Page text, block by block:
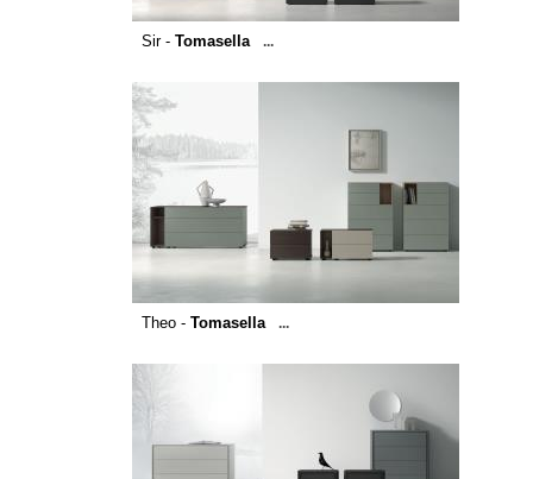
Sir - Tomasella ...
Theo - Tomasella ...